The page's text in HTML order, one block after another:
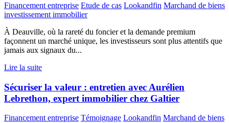
Financement entreprise Etude de cas Lookandfin Marchand de biens
investissement immobilier
À Deauville, où la rareté du foncier et la demande premium
façonnent un marché unique, les investisseurs sont plus attentifs que
jamais aux signaux du...
Lire la suite
Sécuriser la valeur : entretien avec Aurélien
Lebrethon, expert immobilier chez Galtier
Financement entreprise Témoignage Lookandfin Marchand de biens